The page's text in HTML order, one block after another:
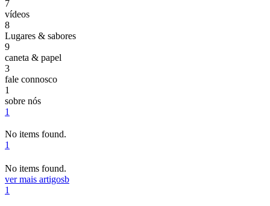
7
vídeos
8
Lugares & sabores
9
caneta & papel
3
fale connosco
1
sobre nós
1
No items found.
1
No items found.
ver mais artigosb
1